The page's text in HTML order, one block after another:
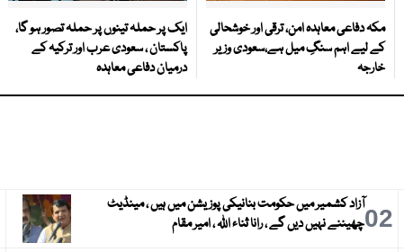
مکہ دفاعی معاہدہ امن، ترقی اور خوشحالی
کے لیے اہم سنگِ میل ہے،سعودی وزیر
خارجہ
ایک پر حملہ تینوں پر حملہ تصور ہو گا،
پاکستان ، سعودی عرب اور ترکیہ کے
درمیان دفاعی معاہدہ
02آزاد کشمیر میں حکومت بنانیکی پوزیشن میں ہیں ، مینڈیٹ
چھیننے نہیں دیں گے ، رانا ثناء اللہ ، امیر مقام